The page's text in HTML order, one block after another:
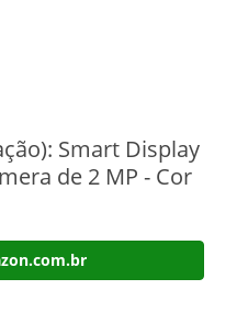
Smart Display
de 2 MP - Cor